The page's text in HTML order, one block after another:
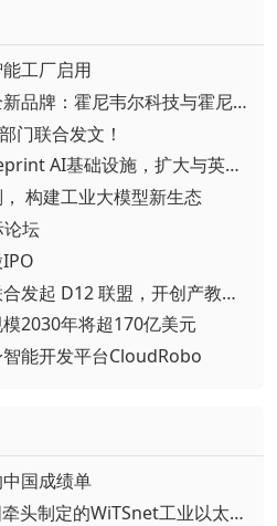
工厂启用
▪ 霍尼韦尔发布分拆后全新品牌：霍尼韦尔科技与霍尼韦尔航空航天
门联合发文！
▪ ABB通过集成DSX Blueprint AI基础设施，扩大与英伟达的合作
构建工业大模型新生态
论坛
▪ 重磅官宣！汇川技术联合发起 D12 联盟，开创产教融合新范式
2030年将超170亿美元
能开发平台CloudRobo
国成绩单
▪ 性能提升5至10倍 我国牵头制定的WiTSnet工业以太网国际标准正式发布